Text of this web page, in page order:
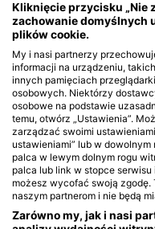
Centra nurkowe
nurkowe
Kliknięcie przycisku „Nie
zachowanie domyślnych
plików cookie.
My i nasi partnerzy
informacji na urządzeniu,
innych pamięciach
osobowych. Niektórzy
osobowe na podstawie
temu, otwórz „Ustawienia”.
zarządzać swoimi
ustawieniami” lub w
palca w lewym dolnym rogu
palca lub link w stopce
możesz wycofać swoją
naszym partnerom i nie będą
Zarówno my, jak i nasi